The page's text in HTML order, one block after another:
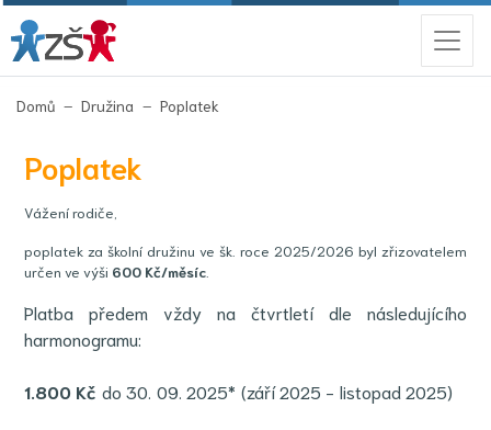
Domů Družina Poplatek
Poplatek
Vážení rodiče,
poplatek za školní družinu ve šk. roce 2025/2026 byl zřizovatelem
určen ve výši 600 Kč/měsíc
Platba předem vždy na čtvrtletí dle následujícího
harmonogramu:
1.800 Kč do 30. 09. 2025* (září 2025 - listopad 2025)